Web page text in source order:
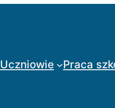
Uczniowie Praca